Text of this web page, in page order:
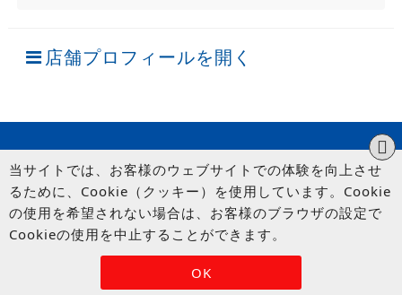
店舗プロフィールを開く
© UP GARAGE GROUP Co., Ltd.
OK
当サイトでは、お客様のウェブサイトでの体験を向上させ
るために、Cookie（クッキー）を使用しています。Cookie
の使用を希望されない場合は、お客様のブラウザの設定で
Cookieの使用を中止することができます。